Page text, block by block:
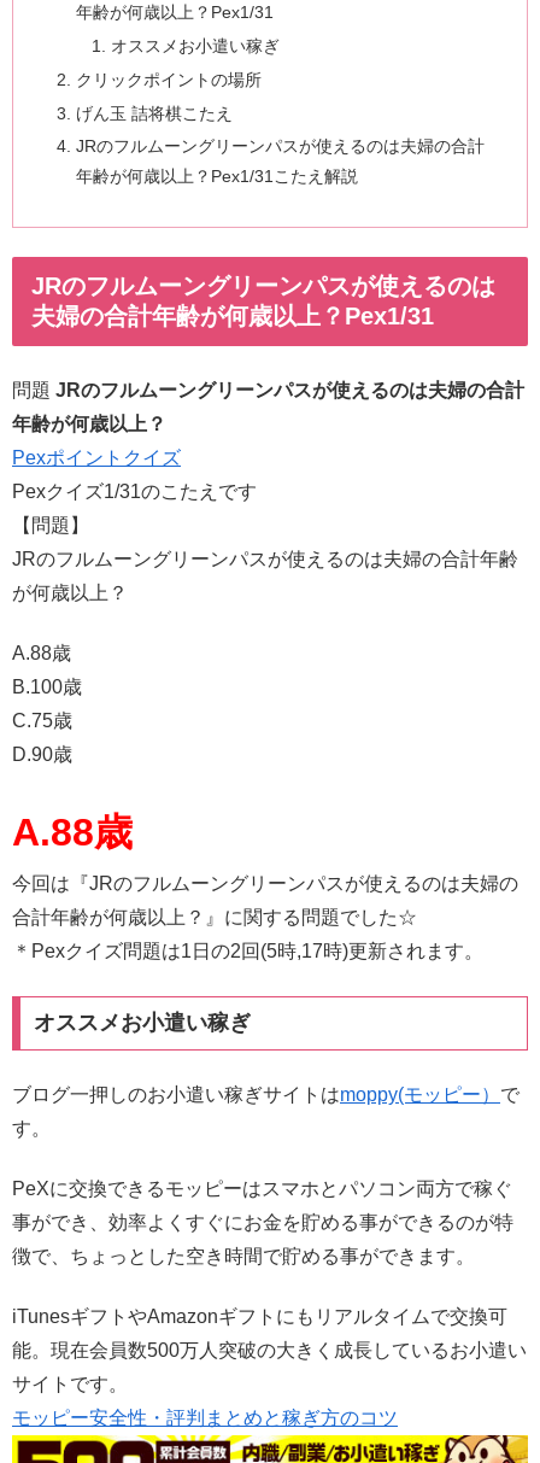
年齢が何歳以上？Pex1/31
オススメお小遣い稼ぎ
クリックポイントの場所
げん玉 詰将棋こたえ
JRのフルムーングリーンパスが使えるのは夫婦の合計
年齢が何歳以上？Pex1/31こたえ解説
JRのフルムーングリーンパスが使えるのは
夫婦の合計年齢が何歳以上？Pex1/31
問題 JRのフルムーングリーンパスが使えるのは夫婦の合計
年齢が何歳以上？
Pexポイントクイズ
Pexクイズ1/31のこたえです
【問題】
JRのフルムーングリーンパスが使えるのは夫婦の合計年齢
が何歳以上？
A.88歳
B.100歳
C.75歳
D.90歳
A.88歳
今回は『JRのフルムーングリーンパスが使えるのは夫婦の
合計年齢が何歳以上？』に関する問題でした☆
＊Pexクイズ問題は1日の2回(5時,17時)更新されます。
オススメお小遣い稼ぎ
ブログ一押しのお小遣い稼ぎサイトはmoppy(モッピー） で
す。
PeXに交換できるモッピーはスマホとパソコン両方で稼ぐ
事ができ、効率よくすぐにお金を貯める事ができるのが特
徴で、ちょっとした空き時間で貯める事ができます。
iTunesギフトやAmazonギフトにもリアルタイムで交換可
能。現在会員数500万人突破の大きく成長しているお小遣い
サイトです。
モッピー安全性・評判まとめと稼ぎ方のコツ